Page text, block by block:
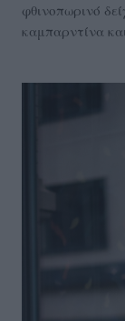
φθινοπωρινό
καμπαρντίνα